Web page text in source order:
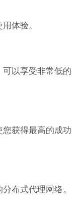
体验。
以享受非常低的
获得最高的成功
布式代理网络。